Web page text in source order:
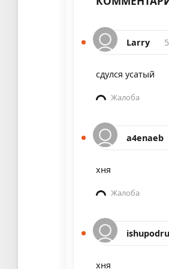
Larry
сдулся усатый
Жалоба
a4enaeb
хня
Жалоба
хня